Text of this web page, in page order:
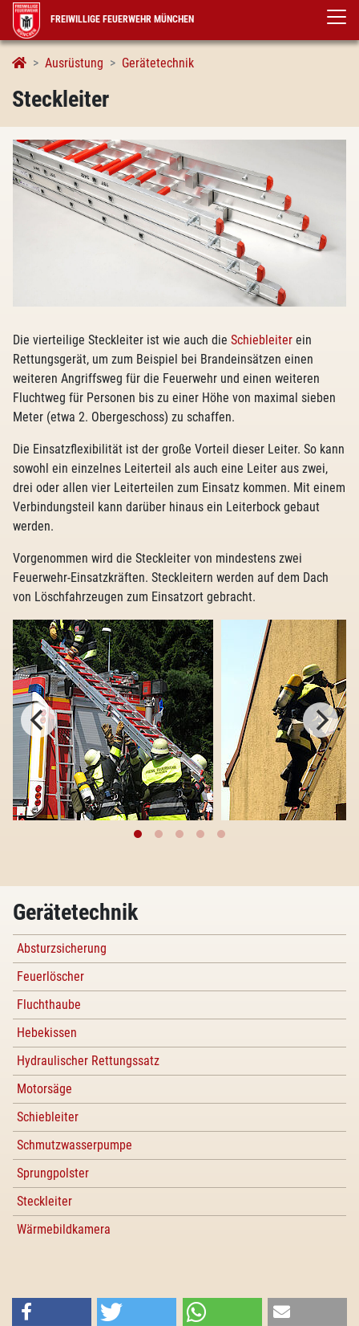
FREIWILLIGE FEUERWEHR MÜNCHEN
Ausrüstung Gerätetechnik
Steckleiter
Steckleiter
Die vierteilige Steckleiter ist wie auch die Schiebleiter ein
Rettungsgerät, um zum Beispiel bei Brandeinsätzen einen
weiteren Angriffsweg für die Feuerwehr und einen weiteren
Fluchtweg für Personen bis zu einer Höhe von maximal sieben
Meter (etwa 2. Obergeschoss) zu schaffen.
Die Einsatzflexibilität ist der große Vorteil dieser Leiter. So kann
sowohl ein einzelnes Leiterteil als auch eine Leiter aus zwei,
drei oder allen vier Leiterteilen zum Einsatz kommen. Mit einem
Verbindungsteil kann darüber hinaus ein Leiterbock gebaut
werden.
Vorgenommen wird die Steckleiter von mindestens zwei
Feuerwehr-Einsatzkräften. Steckleitern werden auf dem Dach
von Löschfahrzeugen zum Einsatzort gebracht.
Gerätetechnik
Absturzsicherung
Feuerlöscher
Fluchthaube
Hebekissen
Hydraulischer Rettungssatz
Motorsäge
Schiebleiter
Schmutzwasserpumpe
Sprungpolster
Steckleiter
Wärmebildkamera